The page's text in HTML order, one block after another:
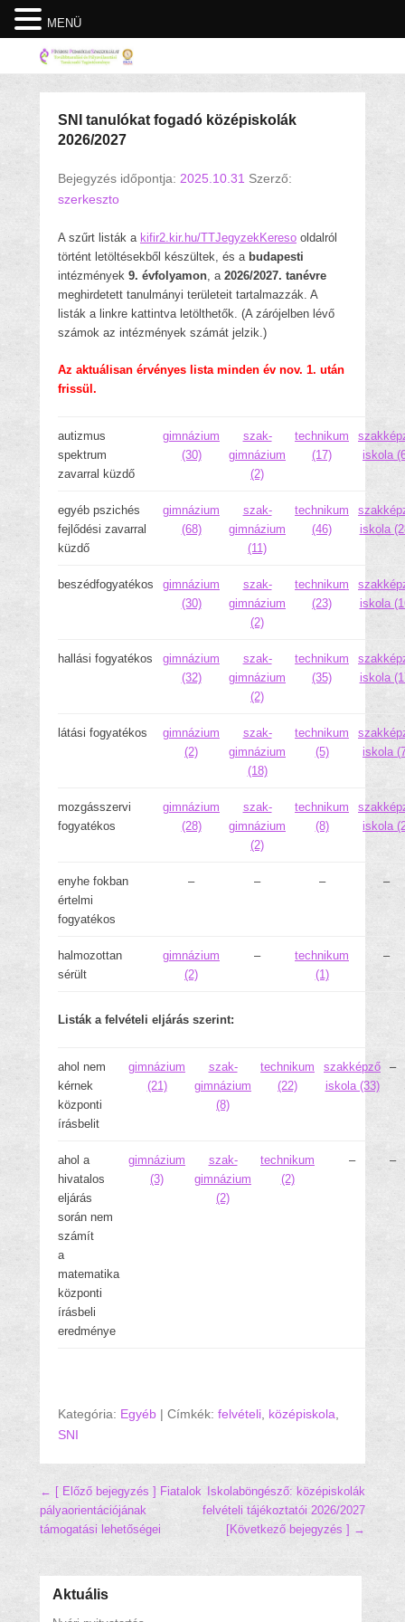
SNI tanulókat fogadó középiskolák
2026/2027
Bejegyzés időpontja: 2025.10.31 Szerző:
szerkeszto
A szűrt listák a kifir2.kir.hu/TTJegyzekKereso oldalról
történt letöltésekből készültek, és a budapesti
intézmények 9. évfolyamon, a 2026/2027. tanévre
meghirdetett tanulmányi területeit tartalmazzák. A
listák a linkre kattintva letölthetők. (A zárójelben lévő
számok az intézmények számát jelzik.)
Az aktuálisan érvényes lista minden év nov. 1. után
frissül.
autizmus
spektrum
zavarral küzdő
gimnázium
(30)
szak-
gimnázium
(2)
technikum
(17)
iskola
egyéb pszichés
fejlődési zavarral
küzdő
gimnázium
(68)
szak-
gimnázium
(11)
technikum
(46)
iskola
beszédfogyatékos
gimnázium
(30)
szak-
gimnázium
(2)
technikum
(23)
iskola
hallási fogyatékos
gimnázium
(32)
szak-
gimnázium
(2)
technikum
(35)
iskola
látási fogyatékos
gimnázium
(2)
szak-
gimnázium
(18)
technikum
(5)
iskola
mozgásszervi
fogyatékos
gimnázium
(28)
szak-
gimnázium
(2)
technikum
(8)
iskola
enyhe fokban
értelmi
fogyatékos
– – – –
halmozottan
sérült
gimnázium
(2)
–
technikum
(1)
–
Listák a felvételi eljárás szerint:
ahol nem
kérnek
központi
írásbelit
gimnázium
(21)
szak-
gimnázium
(8)
technikum
(22)
szakképző
iskola (33)
–
ahol a
hivatalos
eljárás
során nem
számít
a
matematika
központi
írásbeli
eredménye
gimnázium
(3)
szak-
gimnázium
(2)
technikum
(2)
– –
Kategória: Egyéb | Címkék: felvételi középiskola
SNI
Hozzászólás navigáció
← [ Előző bejegyzés ] Fiatalok
pályaorientációjának
támogatási lehetőségei
Iskolaböngésző: középiskolák
felvételi tájékoztatói 2026/2027
[Következő bejegyzés ] →
Aktuális
MENÜ